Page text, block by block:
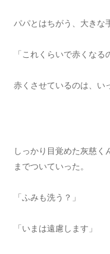
パパとはちがう、大きな
「これくらいで赤くなる
赤くさせているのは、い
しっかり目覚めた灰慈く
までついていった。
「ふみも洗う？」
「いまは遠慮します」